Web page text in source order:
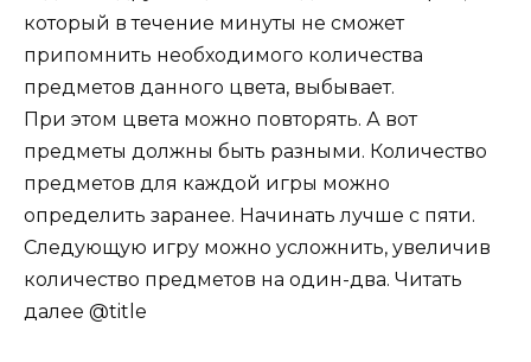
который в течение минуты не сможет
припомнить необходимого количества
предметов данного цвета, выбывает.
При этом цвета можно повторять. А вот
предметы должны быть разными. Количество
предметов для каждой игры можно
определить заранее. Начинать лучше с пяти.
Следующую игру можно усложнить, увеличив
количество предметов на один-два. Читать
далее @title